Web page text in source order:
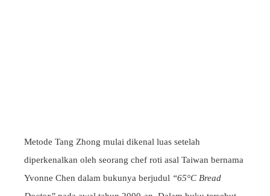
Metode Tang Zhong mulai dikenal luas setelah
diperkenalkan oleh seorang chef roti asal Taiwan bernama
Yvonne Chen dalam bukunya berjudul “65°C Bread